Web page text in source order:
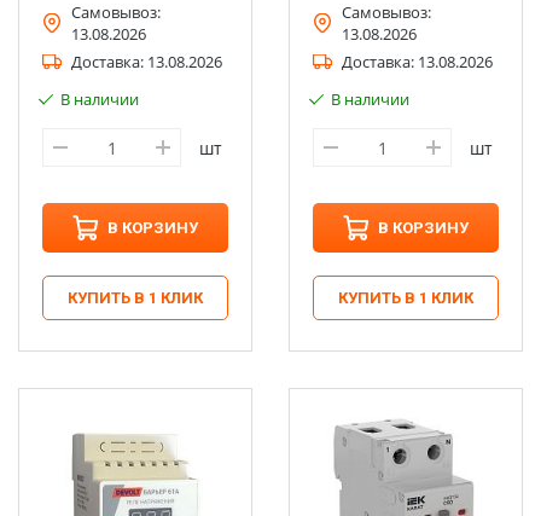
Самовывоз:
13.08.2026
Доставка: 13.08.2026
В наличии
шт
В КОРЗИНУ
КУПИТЬ В 1 КЛИК
Самовывоз:
13.08.2026
Доставка: 13.08.2026
В наличии
шт
В КОРЗИНУ
КУПИТЬ В 1 КЛИК